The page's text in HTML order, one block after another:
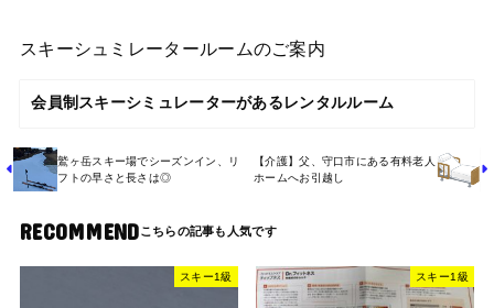
スキーシュミレータールームのご案内
会員制スキーシミュレーターがあるレンタルルーム
鷲ヶ岳スキー場でシーズンイン、リ
フトの早さと長さは◎
【介護】父、守口市にある有料老人
ホームへお引越し
RECOMMEND
スキー1級 スキー1級